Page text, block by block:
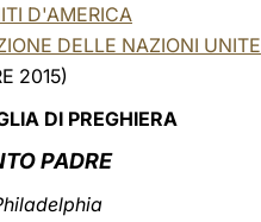
D'AMERICA
DELLE NAZIONI UNITE
2015)
DI PREGHIERA
PADRE